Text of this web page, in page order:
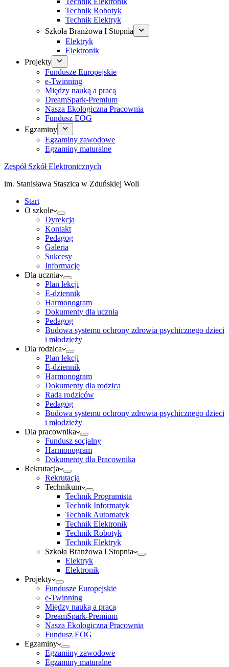
Technik Robotyk
Technik Elektryk
Szkoła Branżowa I Stopnia
Elektryk
Elektronik
Projekty
Fundusze Europejskie
e-Twinning
Między nauką a pracą
DreamSpark-Premium
Nasza Ekologiczna Pracownia
Fundusz EOG
Egzaminy
Egzaminy zawodowe
Egzaminy maturalne
Zespół Szkół Elektronicznych
im. Stanisława Staszica w Zduńskiej Woli
Start
O szkole
Dyrekcja
Kontakt
Pedagog
Galeria
Sukcesy
Informacje
Dla ucznia
Plan lekcji
E-dziennik
Harmonogram
Dokumenty dla ucznia
Pedagog
Budowa systemu ochrony zdrowia psychicznego dzieci
i młodzieży
Dla rodzica
Plan lekcji
E-dziennik
Harmonogram
Dokumenty dla rodzica
Rada rodziców
Pedagog
Budowa systemu ochrony zdrowia psychicznego dzieci
i młodzieży
Dla pracownika
Fundusz socjalny
Harmonogram
Dokumenty dla Pracownika
Rekrutacja
Rekrutacja
Technikum
Technik Programista
Technik Informatyk
Technik Automatyk
Technik Elektronik
Technik Robotyk
Technik Elektryk
Szkoła Branżowa I Stopnia
Elektryk
Elektronik
Projekty
Fundusze Europejskie
e-Twinning
Między nauką a pracą
DreamSpark-Premium
Nasza Ekologiczna Pracownia
Fundusz EOG
Egzaminy
Egzaminy zawodowe
Egzaminy maturalne